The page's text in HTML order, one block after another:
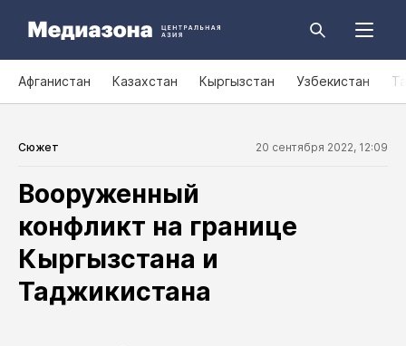
Афганистан Казахстан Кыргызстан Узбекистан
Сюжет 20 сентября 2022, 12:09
Вооруженный
конфликт на границе
Кыргызстана и
Таджикистана